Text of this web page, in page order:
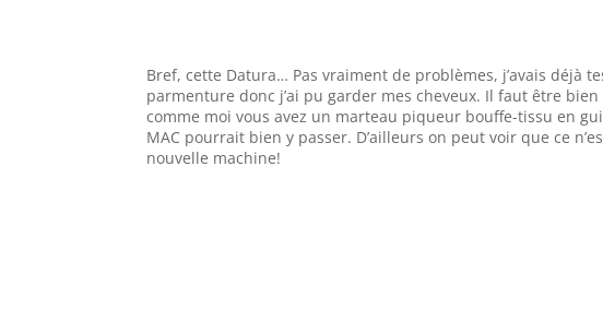
Bref, cette Datura… Pas vraiment de problèmes, j’avais déjà
parmenture donc j’ai pu garder mes cheveux. Il faut être
comme moi vous avez un marteau piqueur bouffe-tissu en
MAC pourrait bien y passer. D’ailleurs on peut voir que ce
nouvelle machine!